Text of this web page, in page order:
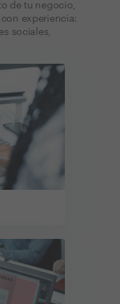
de tu negocio,
experiencia:
sociales,